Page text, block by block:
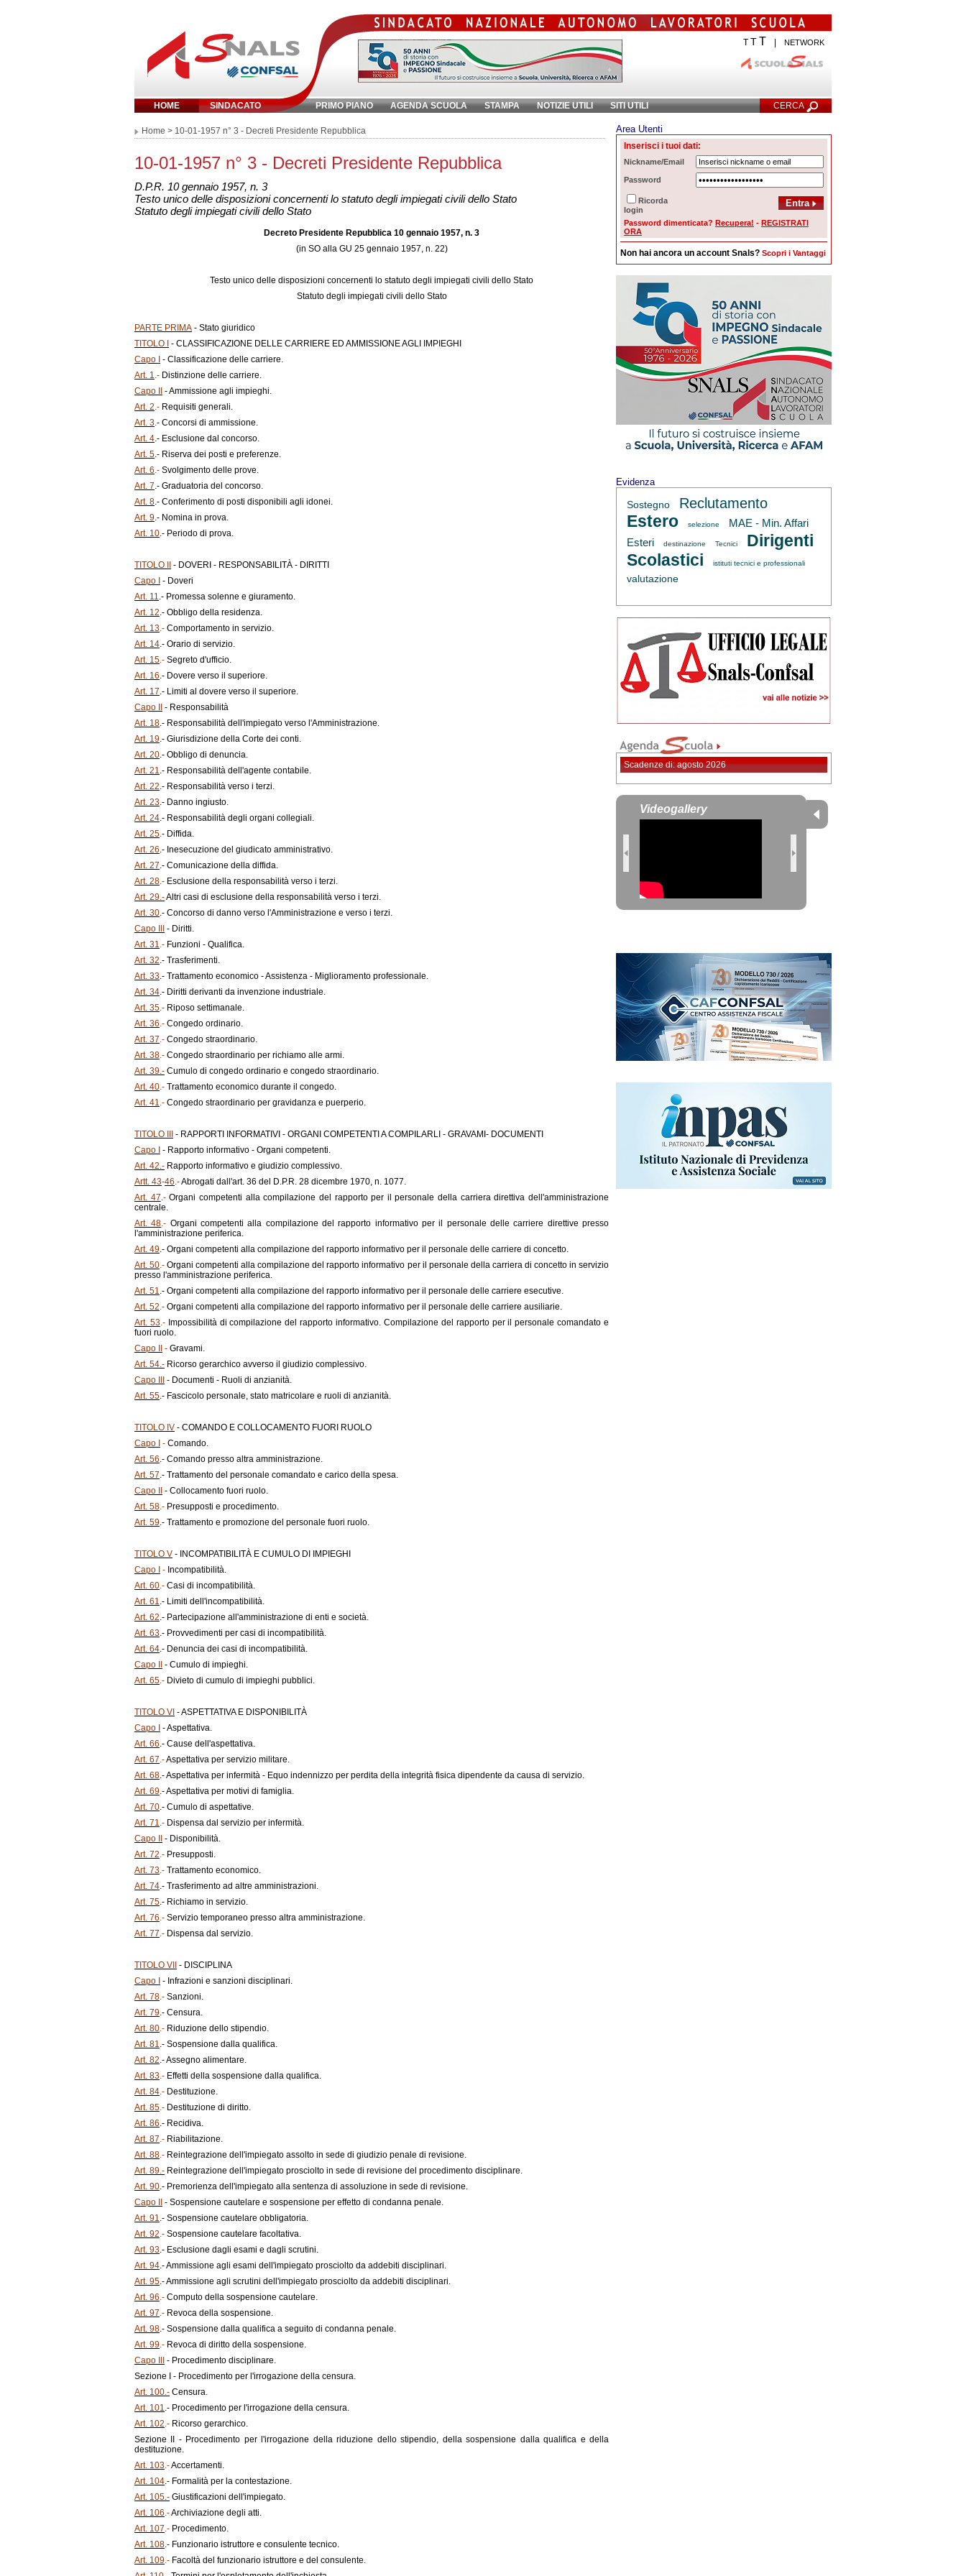
T TT NETWORK
HOME SINDACATO PRIMO PIANO AGENDA SCUOLA STAMPA NOTIZIE UTILI SITI UTILI CERCA
Inserisci parola chiave: Ricerca Avanzata
Home > 10-01-1957 n° 3 - Decreti Presidente Repubblica
10-01-1957 n° 3 - Decreti Presidente Repubblica
D.P.R. 10 gennaio 1957, n. 3
Testo unico delle disposizioni concernenti lo statuto degli impiegati civili dello Stato
Statuto degli impiegati civili dello Stato
Decreto Presidente Repubblica 10 gennaio 1957, n. 3
(in SO alla GU 25 gennaio 1957, n. 22)
Testo unico delle disposizioni concernenti lo statuto degli impiegati civili dello Stato
Statuto degli impiegati civili dello Stato
PARTE PRIMA - Stato giuridico
TITOLO I
- CLASSIFICAZIONE DELLE CARRIERE ED AMMISSIONE AGLI IMPIEGHI
Capo I
- Classificazione delle carriere.
Art. 1.- Distinzione delle carriere.
Capo II
- Ammissione agli impieghi.
Art. 2.- Requisiti generali.
Art. 3.- Concorsi di ammissione.
Art. 4.- Esclusione dal concorso.
Art. 5.- Riserva dei posti e preferenze.
Art. 6.- Svolgimento delle prove.
Art. 7.- Graduatoria del concorso.
Art. 8.- Conferimento di posti disponibili agli idonei.
Art. 9.- Nomina in prova.
Art. 10.- Periodo di prova.
TITOLO II
- DOVERI - RESPONSABILITÀ - DIRITTI
Capo I
- Doveri
Art. 11.- Promessa solenne e giuramento.
Art. 12.- Obbligo della residenza.
Art. 13.- Comportamento in servizio.
Art. 14.- Orario di servizio.
Art. 15.- Segreto d'ufficio.
Art. 16.- Dovere verso il superiore.
Art. 17.- Limiti al dovere verso il superiore.
Capo II
- Responsabilità
Art. 18.- Responsabilità dell'impiegato verso l'Amministrazione.
Art. 19.- Giurisdizione della Corte dei conti.
Art. 20.- Obbligo di denuncia.
Art. 21.- Responsabilità dell'agente contabile.
Art. 22.- Responsabilità verso i terzi.
Art. 23.- Danno ingiusto.
Art. 24.- Responsabilità degli organi collegiali.
Art. 25.- Diffida.
Art. 26.- Inesecuzione del giudicato amministrativo.
Art. 27.- Comunicazione della diffida.
Art. 28.- Esclusione della responsabilità verso i terzi.
Art. 29.-Altri casi di esclusione della responsabilità verso i terzi.
Art. 30.- Concorso di danno verso l'Amministrazione e verso i terzi.
Capo III
- Diritti.
Art. 31.- Funzioni - Qualifica.
Art. 32.- Trasferimenti.
Art. 33.- Trattamento economico - Assistenza - Miglioramento professionale.
Art. 34.- Diritti derivanti da invenzione industriale.
Art. 35.- Riposo settimanale.
Art. 36.- Congedo ordinario.
Art. 37.- Congedo straordinario.
Art. 38.- Congedo straordinario per richiamo alle armi.
Art. 39.- Cumulo di congedo ordinario e congedo straordinario.
Art. 40.- Trattamento economico durante il congedo.
Art. 41.- Congedo straordinario per gravidanza e puerperio.
TITOLO III
- RAPPORTI INFORMATIVI - ORGANI COMPETENTI A COMPILARLI - GRAVAMI- DOCUMENTI
Capo I
- Rapporto informativo - Organi competenti.
Art. 42.- Rapporto informativo e giudizio complessivo.
Artt. 43-46.-Abrogati dall'art. 36 del D.P.R. 28 dicembre 1970, n. 1077.
Art. 47.-Organi competenti alla compilazione del rapporto per il personale della carriera direttiva dell'amministrazione
centrale.
Art. 48.- Organi competenti alla compilazione del rapporto informativo per il personale delle carriere direttive presso
l'amministrazione periferica.
Art. 49.- Organi competenti alla compilazione del rapporto informativo per il personale delle carriere di concetto.
Art. 50.- Organi competenti alla compilazione del rapporto informativo per il personale della carriera di concetto in servizio
presso l'amministrazione periferica.
Art. 51.- Organi competenti alla compilazione del rapporto informativo per il personale delle carriere esecutive.
Art. 52.- Organi competenti alla compilazione del rapporto informativo per il personale delle carriere ausiliarie.
Art. 53.-Impossibilità di compilazione del rapporto informativo. Compilazione del rapporto per il personale comandato e
fuori ruolo.
Capo II
- Gravami.
Art. 54.- Ricorso gerarchico avverso il giudizio complessivo.
Capo III
- Documenti - Ruoli di anzianità.
Art. 55.- Fascicolo personale, stato matricolare e ruoli di anzianità.
TITOLO IV - COMANDO E COLLOCAMENTO FUORI RUOLO
Capo I
- Comando.
Art. 56.- Comando presso altra amministrazione.
Art. 57.- Trattamento del personale comandato e carico della spesa.
Capo II
- Collocamento fuori ruolo.
Art. 58.- Presupposti e procedimento.
Art. 59.- Trattamento e promozione del personale fuori ruolo.
TITOLO V - INCOMPATIBILITÀ E CUMULO DI IMPIEGHI
Capo I
- Incompatibilità.
Art. 60.- Casi di incompatibilità.
Art. 61.- Limiti dell'incompatibilità.
Art. 62.- Partecipazione all'amministrazione di enti e società.
Art. 63.- Provvedimenti per casi di incompatibilità.
Art. 64.- Denuncia dei casi di incompatibilità.
Capo II
- Cumulo di impieghi.
Art. 65.- Divieto di cumulo di impieghi pubblici.
TITOLO VI - ASPETTATIVA E DISPONIBILITÀ
Capo I
- Aspettativa.
Art. 66.- Cause dell'aspettativa.
Art. 67.-Aspettativa per servizio militare.
Art. 68.- Aspettativa per infermità - Equo indennizzo per perdita della integrità fisica dipendente da causa di servizio.
Art. 69.- Aspettativa per motivi di famiglia.
Art. 70.- Cumulo di aspettative.
Art. 71.- Dispensa dal servizio per infermità.
Capo II
- Disponibilità.
Art. 72.- Presupposti.
Art. 73.- Trattamento economico.
Art. 74.- Trasferimento ad altre amministrazioni.
Art. 75.- Richiamo in servizio.
Art. 76.- Servizio temporaneo presso altra amministrazione.
Art. 77.- Dispensa dal servizio.
TITOLO VII
- DISCIPLINA
Capo I
- Infrazioni e sanzioni disciplinari.
Art. 78.- Sanzioni.
Art. 79.- Censura.
Art. 80.- Riduzione dello stipendio.
Art. 81.- Sospensione dalla qualifica.
Art. 82.- Assegno alimentare.
Art. 83.- Effetti della sospensione dalla qualifica.
Art. 84.- Destituzione.
Art. 85.- Destituzione di diritto.
Art. 86.- Recidiva.
Art. 87.- Riabilitazione.
Art. 88.- Reintegrazione dell'impiegato assolto in sede di giudizio penale di revisione.
Art. 89.- Reintegrazione dell'impiegato prosciolto in sede di revisione del procedimento disciplinare.
Art. 90.- Premorienza dell'impiegato alla sentenza di assoluzione in sede di revisione.
Capo II
- Sospensione cautelare e sospensione per effetto di condanna penale.
Art. 91.- Sospensione cautelare obbligatoria.
Art. 92.- Sospensione cautelare facoltativa.
Art. 93.- Esclusione dagli esami e dagli scrutini.
Art. 94.- Ammissione agli esami dell'impiegato prosciolto da addebiti disciplinari.
Art. 95.- Ammissione agli scrutini dell'impiegato prosciolto da addebiti disciplinari.
Art. 96.- Computo della sospensione cautelare.
Art. 97.- Revoca della sospensione.
Art. 98.- Sospensione dalla qualifica a seguito di condanna penale.
Art. 99.- Revoca di diritto della sospensione.
Capo III
- Procedimento disciplinare.
Sezione I - Procedimento per l'irrogazione della censura.
Art. 100.- Censura.
Art. 101.- Procedimento per l'irrogazione della censura.
Art. 102.- Ricorso gerarchico.
Sezione II - Procedimento per l'irrogazione della riduzione dello stipendio, della sospensione dalla qualifica e della
destituzione.
Art. 103.-Accertamenti.
Art. 104.- Formalità per la contestazione.
Art. 105.- Giustificazioni dell'impiegato.
Art. 106.-Archiviazione degli atti.
Art. 107.- Procedimento.
Art. 108.- Funzionario istruttore e consulente tecnico.
Art. 109.- Facoltà del funzionario istruttore e del consulente.
Area Utenti
Inserisci i tuoi dati:
Nickname/Email
Password
Ricorda
login
Password dimenticata? Recupera! - REGISTRATI
ORA
Non hai ancora un account Snals? Scopri i Vantaggi
Evidenza
Sostegno Reclutamento
Estero selezione
MAE - Min. Affari
Esteri
destinazione Tecnici
Dirigenti
Scolastici
istituti tecnici e professionali
valutazione
Scadenze di: agosto 2026
Videogallery